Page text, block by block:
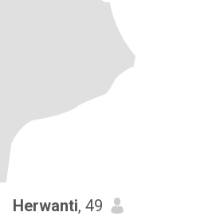
Herwanti, 49